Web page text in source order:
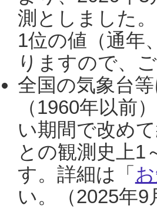
測としました
1位の値（通年
りますので、
全国の気象台
（1960年以前
い期間で改め
との観測史上1
す。詳細は「
い。（2025年9